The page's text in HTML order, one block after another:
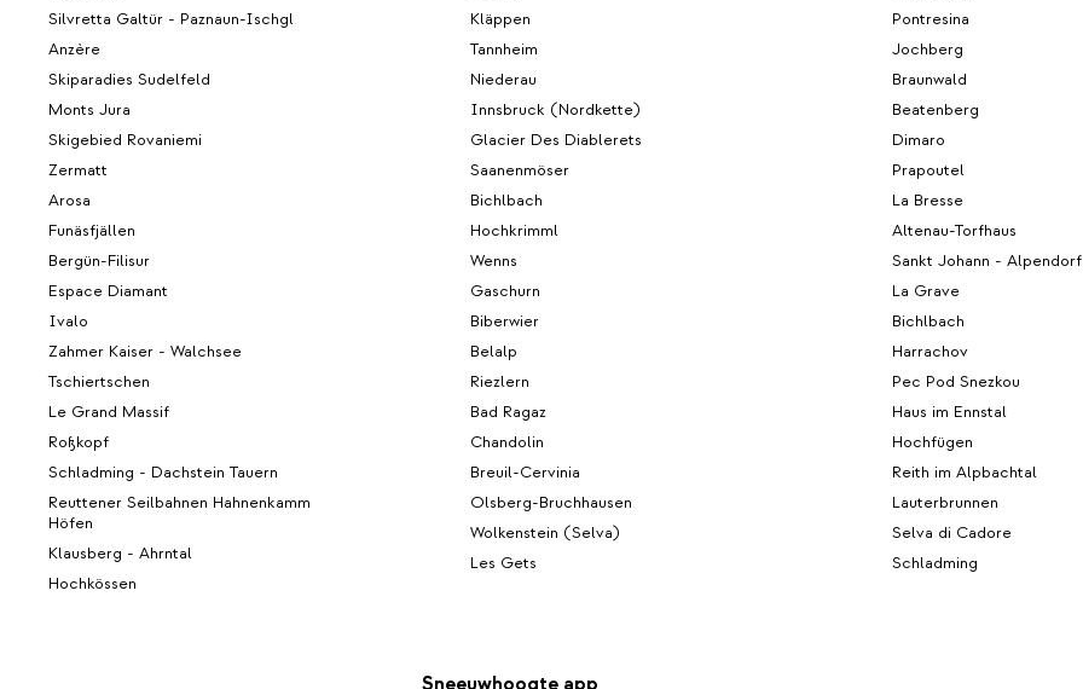
Silvretta Galtür - Paznaun-Ischgl
Anzère
Skiparadies Sudelfeld
Monts Jura
Skigebied Rovaniemi
Zermatt
Arosa
Funäsfjällen
Bergün-Filisur
Espace Diamant
Ivalo
Zahmer Kaiser - Walchsee
Tschiertschen
Le Grand Massif
Roßkopf
Schladming - Dachstein Tauern
Reuttener Seilbahnen Hahnenkamm
Höfen
Klausberg - Ahrntal
Hochkössen
Kläppen
Tannheim
Niederau
Innsbruck (Nordkette)
Glacier Des Diablerets
Saanenmöser
Bichlbach
Hochkrimml
Wenns
Gaschurn
Biberwier
Belalp
Riezlern
Bad Ragaz
Chandolin
Breuil-Cervinia
Olsberg-Bruchhausen
Wolkenstein (Selva)
Les Gets
Pontresina
Jochberg
Braunwald
Beatenberg
Dimaro
Prapoutel
La Bresse
Altenau-Torfhaus
Sankt Johann - Alpendorf
La Grave
Bichlbach
Harrachov
Pec Pod Snezkou
Haus im Ennstal
Hochfügen
Reith im Alpbachtal
Lauterbrunnen
Selva di Cadore
Schladming